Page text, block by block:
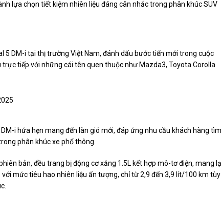
lựa chọn tiết kiệm nhiên liệu đáng cân nhắc trong phân khúc SUV
5 DM-i tại thị trường Việt Nam, đánh dấu bước tiến mới trong cuộc
tiếp với những cái tên quen thuộc như Mazda3, Toyota Corolla
i hứa hẹn mang đến làn gió mới, đáp ứng nhu cầu khách hàng tìm
phân khúc xe phổ thông.
bản, đều trang bị động cơ xăng 1.5L kết hợp mô-tơ điện, mang
mức tiêu hao nhiên liệu ấn tượng, chỉ từ 2,9 đến 3,9 lít/100 km tùy